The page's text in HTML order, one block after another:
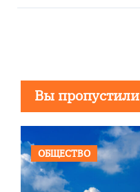
Вы пропустили
ОБЩЕСТВО